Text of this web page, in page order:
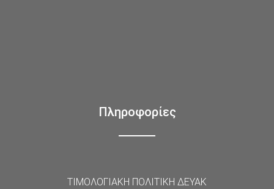
Πληροφορίες
ΤΙΜΟΛΟΓΙΑΚΗ ΠΟΛΙΤΙΚΗ ΔΕΥΑΚ